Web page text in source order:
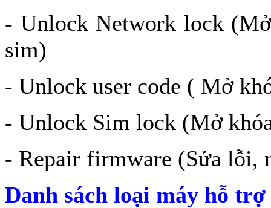
- Unlock Network lock
sim)
- Unlock user code ( Mở
- Unlock Sim lock (Mở
- Repair firmware (Sửa lỗi,
Danh sách loại máy hỗ trợ